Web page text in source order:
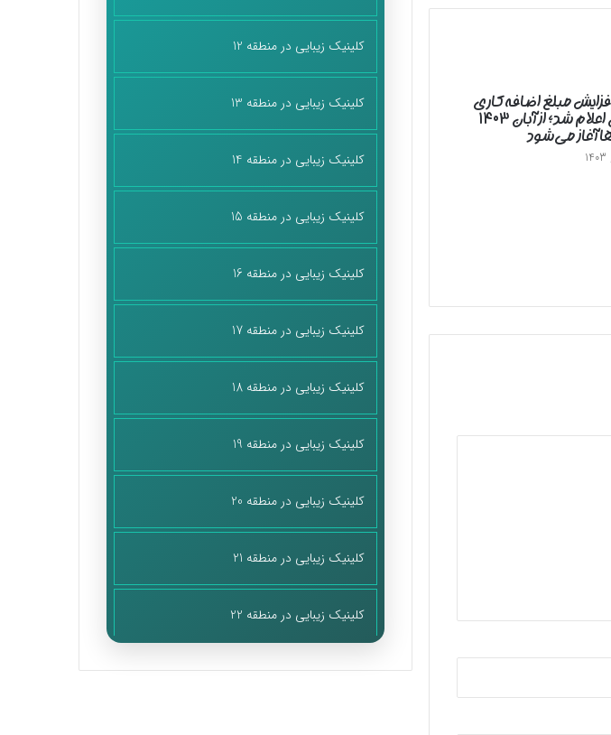
مبلغ اضافه‌کاری
پرستاران اعلام شد؛ از آبان ۱۴۰۳
آغاز می‌شود
کلینیک زیبایی در منطقه 12
کلینیک زیبایی در منطقه 13
کلینیک زیبایی در منطقه 14
کلینیک زیبایی در منطقه 15
کلینیک زیبایی در منطقه 16
کلینیک زیبایی در منطقه 17
کلینیک زیبایی در منطقه 18
کلینیک زیبایی در منطقه 19
کلینیک زیبایی در منطقه 20
کلینیک زیبایی در منطقه 21
کلینیک زیبایی در منطقه 22